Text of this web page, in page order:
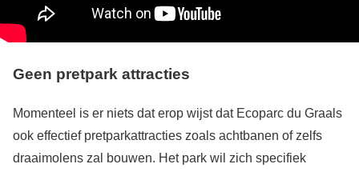
Geen pretpark attracties
Momenteel is er niets dat erop wijst dat Ecoparc du Graals
ook effectief pretparkattracties zoals achtbanen of zelfs
draaimolens zal bouwen. Het park wil zich specifiek